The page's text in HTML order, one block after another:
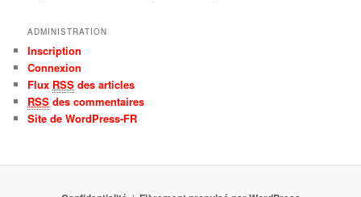
ADMINISTRATION
Inscription
Connexion
Flux RSS des articles
RSS des commentaires
Site de WordPress-FR